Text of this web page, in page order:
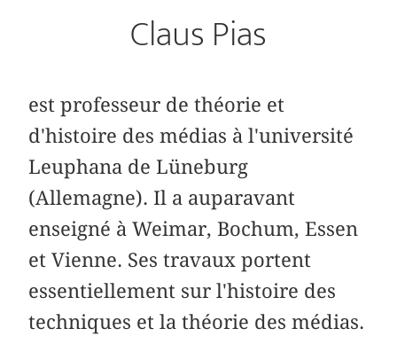
Claus Pias
est professeur de théorie et
d'histoire des médias à l'université
Leuphana de Lüneburg
(Allemagne). Il a auparavant
enseigné à Weimar, Bochum, Essen
et Vienne. Ses travaux portent
essentiellement sur l'histoire des
techniques et la théorie des médias.